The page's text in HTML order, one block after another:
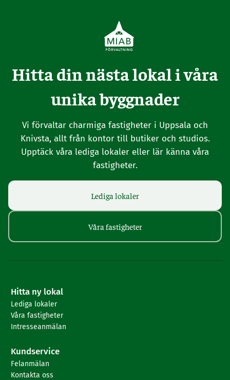
Hitta din nästa lokal i våra
unika byggnader
Vi förvaltar charmiga fastigheter i Uppsala och
Knivsta, allt från kontor till butiker och studios.
Upptäck våra lediga lokaler eller lär känna våra
fastigheter.
Lediga lokaler
Våra fastigheter
Hitta ny lokal
Lediga lokaler
Våra fastigheter
Intresseanmälan
Kundservice
Felanmälan
Kontakta oss